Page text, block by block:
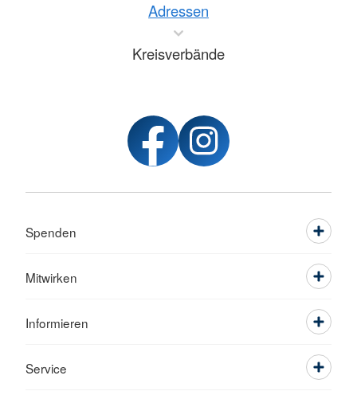
Adressen
Kreisverbände
Spenden
Mitwirken
Informieren
Service